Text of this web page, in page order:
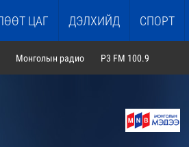
ЦАГ ДЭЛХИЙД СПОРТ
Монголын радио P3 FM 100.9